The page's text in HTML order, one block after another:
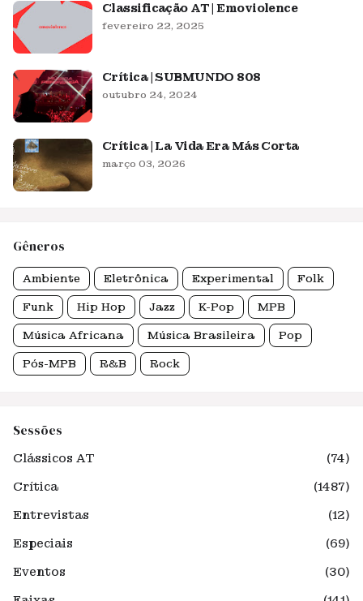
Classificação AT | Emoviolence
fevereiro 22, 2025
Crítica | SUBMUNDO 808
outubro 24, 2024
Crítica | La Vida Era Más Corta
março 03, 2026
Gêneros
Ambiente Eletrônica Experimental Folk
Funk Hip Hop Jazz K-Pop MPB
Música Africana Música Brasileira Pop
Pós-MPB R&B Rock
Sessões
Clássicos AT
(74)
Crítica
(1487)
Entrevistas
(12)
Especiais
(69)
Eventos
(30)